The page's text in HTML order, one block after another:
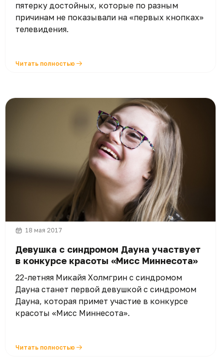
пятерку достойных, которые по разным
причинам не показывали на «первых кнопках»
телевидения.
Читать полностью
18 мая 2017
Девушка с синдромом Дауна участвует
в конкурсе красоты «Мисс Миннесота»
22-летняя Микайя Холмгрин с синдромом
Дауна станет первой девушкой с синдромом
Дауна, которая примет участие в конкурсе
красоты «Мисс Миннесота».
Читать полностью